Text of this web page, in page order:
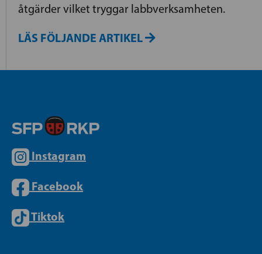
åtgärder vilket tryggar labbverksamheten.
LÄS FÖLJANDE ARTIKEL
Instagram
Facebook
Tiktok